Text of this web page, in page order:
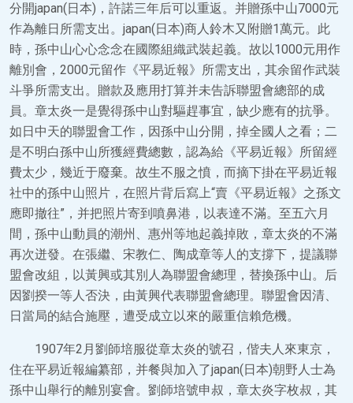
分開japan(日本)，許諾三年后可以重返。并贈孫中山7000元
作為離日所需支出。japan(日本)商人鈴木又附贈1萬元。此
時，孫中山心心念念在國際組織武裝起義。故以1000元用作
離別會，2000元留作《平易近報》所需支出，其余留作武裝
斗爭所需支出。贈款及應用打算并未告訴聯盟會總部的成
員。章太炎一是覺得孫中山對驅趕事宜，缺少應有的抗爭。
如日中天的聯盟會工作，因孫中山分開，掉全國人之看；二
是不明白孫中山所獲經費總數，認為給《平易近報》所留經
費太少，幾近于廢棄。故生不服之憤，而摘下掛在平易近報
社中的孫中山照片，在照片背后寫上“賣《平易近報》之孫文
應即撤往”，并把照片寄到噴鼻港，以表達不滿。至五六月
間，孫中山動員的潮州、惠州等地起義掉敗，章太炎的不滿
再次迸發。在張繼、宋教仁、陶成章等人的支撐下，提議聯
盟會改組，以黃興或其別人為聯盟會總理，替換孫中山。后
因劉揆一等人否決，由黃興代表聯盟會總理。聯盟會因清、
日當局的結合施壓，遭受成立以來的嚴重信賴危機。
1907年2月劉師培服從章太炎的號召，偕夫人來東京，
住在平易近報編纂部，并餐與加入了japan(日本)朝野人士為
孫中山舉行的離別宴會。劉師培號申叔，章太炎字枚叔，其